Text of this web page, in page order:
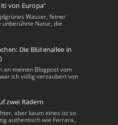
von Europa“
Wasser, feiner
unberührte Natur, die
Die Blütenallee in
an meinen Blogpost vom
ich völlig verzaubert von
zwei Rädern
aber kaum eines ist so
authentisch wie Ferrara..